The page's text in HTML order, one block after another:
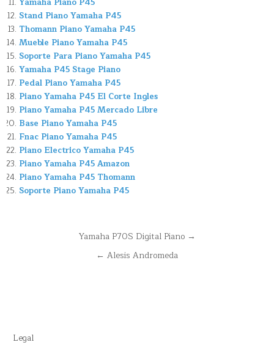
Stand Piano Yamaha P45
Thomann Piano Yamaha P45
Mueble Piano Yamaha P45
Soporte Para Piano Yamaha P45
Yamaha P45 Stage Piano
Pedal Piano Yamaha P45
Piano Yamaha P45 El Corte Ingles
Piano Yamaha P45 Mercado Libre
Base Piano Yamaha P45
Fnac Piano Yamaha P45
Piano Electrico Yamaha P45
Piano Yamaha P45 Amazon
Piano Yamaha P45 Thomann
Soporte Piano Yamaha P45
NavegaciónYamaha P70S Digital Piano →
← Alesis Andromeda
Legal